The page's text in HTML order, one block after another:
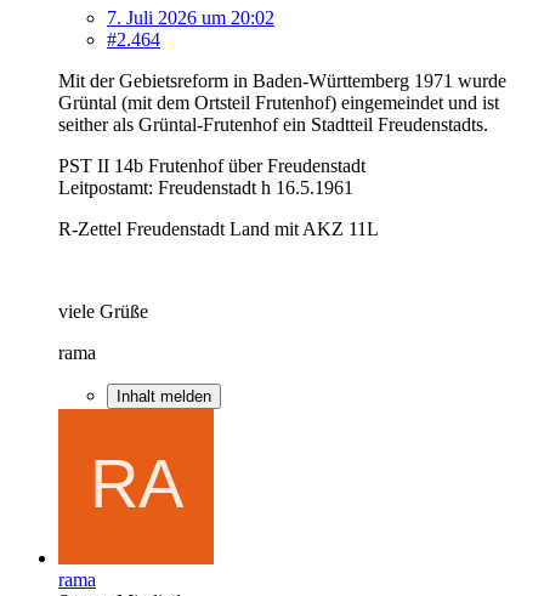
7. Juli 2026 um 20:02
#2.464
Mit der Gebietsreform in Baden-Württemberg 1971 wurde
Grüntal (mit dem Ortsteil Frutenhof) eingemeindet und ist
seither als Grüntal-Frutenhof ein Stadtteil Freudenstadts.
PST II 14b Frutenhof über Freudenstadt
Leitpostamt: Freudenstadt h 16.5.1961
R-Zettel Freudenstadt Land mit AKZ 11L
viele Grüße
rama
Inhalt melden
rama